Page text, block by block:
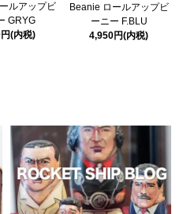
ルアップビ
GRYG
(内税)
Beanie ロールアップビ
ーニー F.BLU
4,950円(内税)